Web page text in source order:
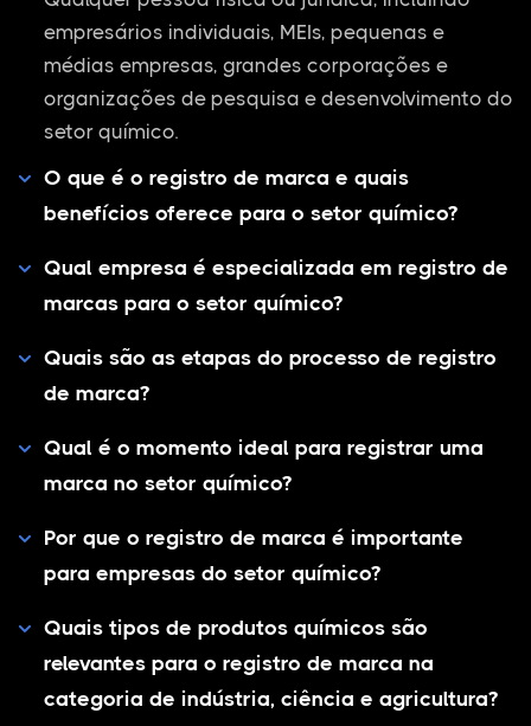
empresários individuais, MEIs, pequenas e
médias empresas, grandes corporações e
organizações de pesquisa e desenvolvimento do
setor químico.
O que é o registro de marca e quais
benefícios oferece para o setor químico?
Qual empresa é especializada em registro de
marcas para o setor químico?
Quais são as etapas do processo de registro
de marca?
Qual é o momento ideal para registrar uma
marca no setor químico?
Por que o registro de marca é importante
para empresas do setor químico?
Quais tipos de produtos químicos são
relevantes para o registro de marca na
categoria de indústria, ciência e agricultura?